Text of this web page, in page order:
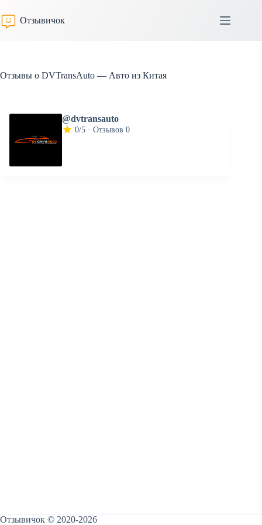
к
сути
Отзывичок
Отзывы о DVTransAuto — Авто из Китая
@dvtransauto
0/5 · Отзывов 0
Отзывичок © 2020-2026